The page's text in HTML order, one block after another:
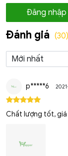
Đăng
Đánh giá (30)
p*****6
Chất lượng tốt,